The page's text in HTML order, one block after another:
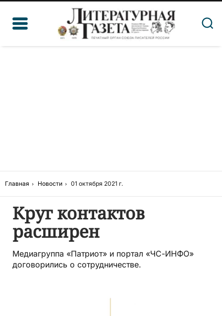
Главная Новости 01 октября 2021 г.
Круг контактов
расширен
Медиагруппа «Патриот» и портал «ЧС-ИНФО»
договорились о сотрудничестве.